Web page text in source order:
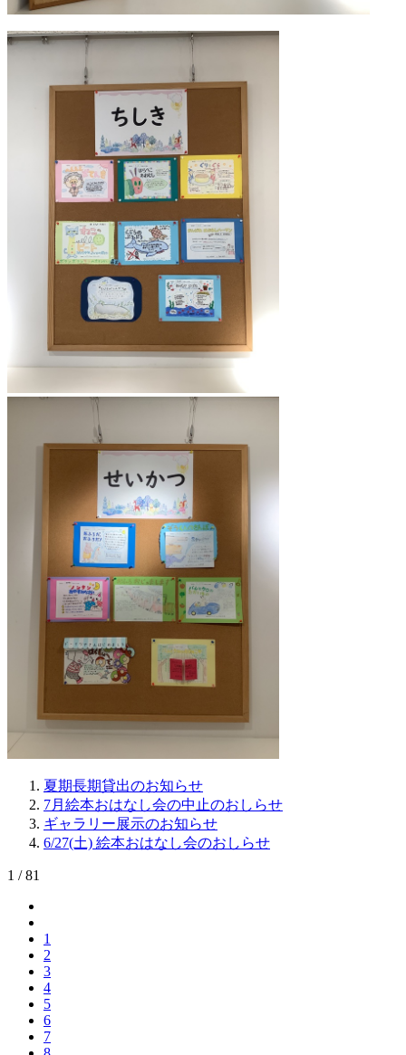
夏期長期貸出のお知らせ
7月絵本おはなし会の中止のおしらせ
ギャラリー展示のお知らせ
6/27(土) 絵本おはなし会のおしらせ
1 / 81
1
2
3
4
5
6
7